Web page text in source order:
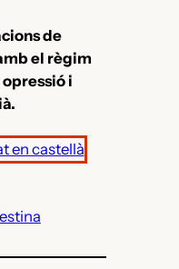
de
el règim
i
en castellà